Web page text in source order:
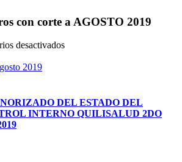
con corte a AGOSTO 2019
desactivadosen
a
AGOSTO
2019
2019
DEL ESTADO DEL
INTERNO QUILISALUD 2DO